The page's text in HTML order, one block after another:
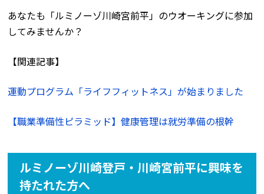
あなたも「ルミノーゾ川崎宮前平」のウオーキングに参加
してみませんか？
【関連記事】
運動プログラム「ライフフィットネス」が始まりました
【職業準備性ピラミッド】健康管理は就労準備の根幹
ルミノーゾ川崎登戸・川崎宮前平に興味を
持たれた方へ